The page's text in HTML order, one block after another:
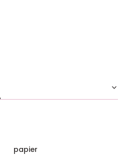
papier